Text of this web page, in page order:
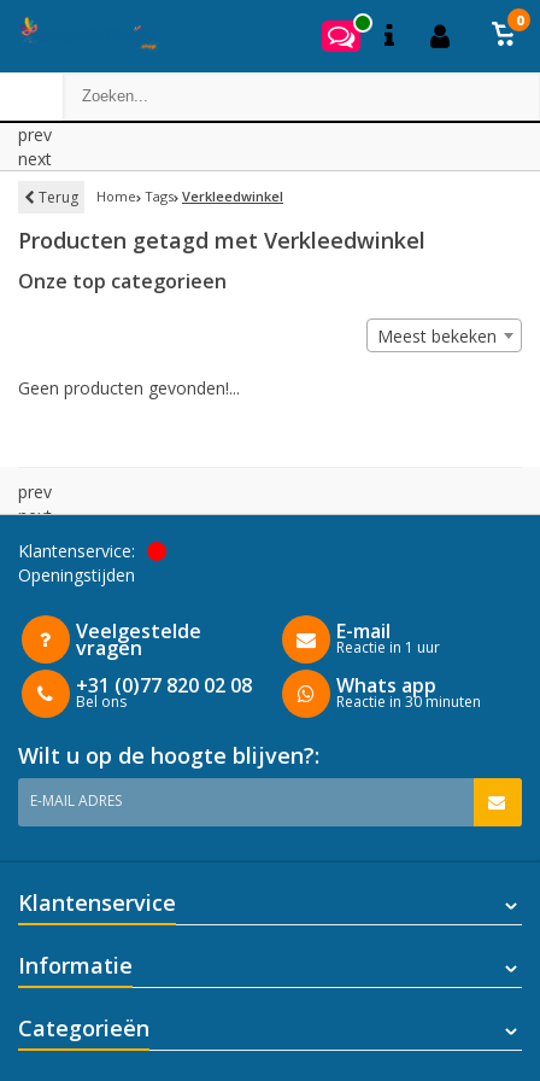
0
prev
next
Terug Home Tags Verkleedwinkel
Producten getagd met Verkleedwinkel
Onze top categorieen
Meest bekeken
Geen producten gevonden!...
prev
next
Klantenservice:
Openingstijden
Veelgestelde
vragen
+31 (0)77 820 02 08
Bel ons
E-mail
Reactie in 1 uur
Whats app
Reactie in 30 minuten
Wilt u op de hoogte blijven?:
E-MAIL ADRES
Klantenservice
Informatie
Categorieën